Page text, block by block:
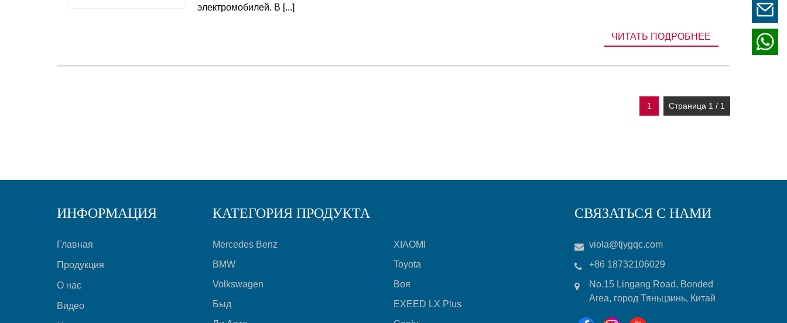
электромобилей. В [...]
ЧИТАТЬ ПОДРОБНЕЕ
1 Страница 1 / 1
ИНФОРМАЦИЯ
Главная
Продукция
О нас
Видео
КАТЕГОРИЯ ПРОДУКТА
Mercedes Benz
BMW
Volkswagen
Быд
XIAOMI
Toyota
Воя
EXEED LX Plus
СВЯЗАТЬСЯ С НАМИ
viola@tjygqc.com
+86 18732106029
No.15 Lingang Road, Bonded
Area, город Тяньцзинь, Китай